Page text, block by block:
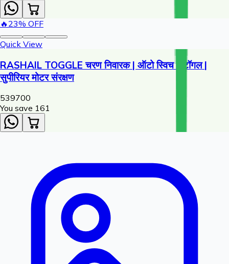
🔥 23% OFF
Quick View
RASHAIL TOGGLE चरण निवारक | ऑटो स्विच - टॉगल |
सुपीरियर मोटर संरक्षण
539700
You save ₹ 161